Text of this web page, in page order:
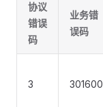
协议
错误
码
业务错
误码
3 301600